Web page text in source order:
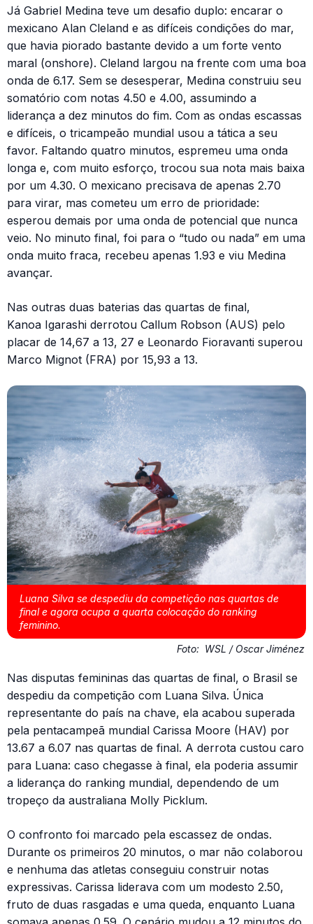
Já Gabriel Medina teve um desafio duplo: encarar o
mexicano Alan Cleland e as difíceis condições do mar,
que havia piorado bastante devido a um forte vento
maral (onshore). Cleland largou na frente com uma boa
onda de 6.17. Sem se desesperar, Medina construiu seu
somatório com notas 4.50 e 4.00, assumindo a
liderança a dez minutos do fim. Com as ondas escassas
e difíceis, o tricampeão mundial usou a tática a seu
favor. Faltando quatro minutos, espremeu uma onda
longa e, com muito esforço, trocou sua nota mais baixa
por um 4.30. O mexicano precisava de apenas 2.70
para virar, mas cometeu um erro de prioridade:
esperou demais por uma onda de potencial que nunca
veio. No minuto final, foi para o “tudo ou nada” em uma
onda muito fraca, recebeu apenas 1.93 e viu Medina
avançar.
Nas outras duas baterias das quartas de final,
Kanoa Igarashi derrotou Callum Robson (AUS) pelo
placar de 14,67 a 13, 27 e Leonardo Fioravanti superou
Marco Mignot (FRA) por 15,93 a 13.
Luana Silva se despediu da competição nas quartas de
final e agora ocupa a quarta colocação do ranking
feminino.
Foto: WSL / Oscar Jiménez
Nas disputas femininas das quartas de final, o Brasil se
despediu da competição com Luana Silva. Única
representante do país na chave, ela acabou superada
pela pentacampeã mundial Carissa Moore (HAV) por
13.67 a 6.07 nas quartas de final. A derrota custou caro
para Luana: caso chegasse à final, ela poderia assumir
a liderança do ranking mundial, dependendo de um
tropeço da australiana Molly Picklum.
O confronto foi marcado pela escassez de ondas.
Durante os primeiros 20 minutos, o mar não colaborou
e nenhuma das atletas conseguiu construir notas
expressivas. Carissa liderava com um modesto 2.50,
fruto de duas rasgadas e uma queda, enquanto Luana